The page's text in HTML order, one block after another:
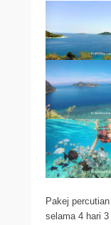
Pakej
selama 4 hari